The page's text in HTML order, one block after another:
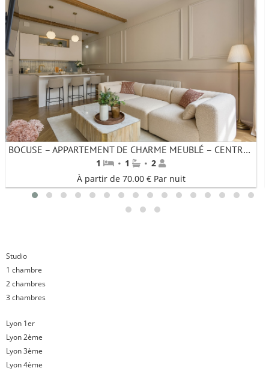
BOCUSE – APPARTEMENT DE CHARME MEUBLÉ – CENTRE VILLE LYON
1 · 1 · 2
À partir de 70.00 € Par nuit
1
2 3 4 5 6 7 8 9 10 11 12 13 14 15
17
18
Studio
1 chambre
2 chambres
3 chambres
Lyon 1er
Lyon 2ème
Lyon 3ème
Lyon 4ème